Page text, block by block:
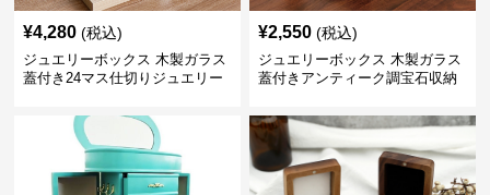
¥4,280 (税込)
ジュエリーボックス 木製ガラス
蓋付き24マス仕切りジュエリー
¥2,550 (税込)
ジュエリーボックス 木製ガラス
蓋付きアンティーク調宝石収納